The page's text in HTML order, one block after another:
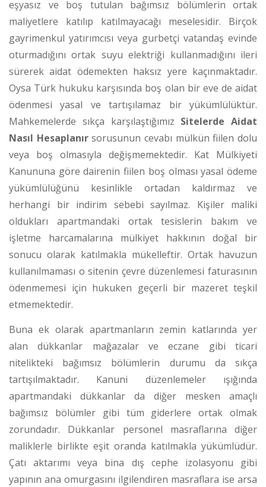
eşyasız ve boş tutulan bağımsız bölümlerin ortak
maliyetlere katılıp katılmayacağı meselesidir. Birçok
gayrimenkul yatırımcısı veya gurbetçi vatandaş evinde
oturmadığını ortak suyu elektriği kullanmadığını ileri
sürerek aidat ödemekten haksız yere kaçınmaktadır.
Oysa Türk hukuku karşısında boş olan bir eve de aidat
ödenmesi yasal ve tartışılamaz bir yükümlülüktür.
Mahkemelerde sıkça karşılaştığımız Sitelerde Aidat
Nasıl Hesaplanırsorusunun cevabı mülkün fiilen dolu
veya boş olmasıyla değişmemektedir. Kat Mülkiyeti
Kanununa göre dairenin fiilen boş olması yasal ödeme
yükümlülüğünü kesinlikle ortadan kaldırmaz ve
herhangi bir indirim sebebi sayılmaz. Kişiler maliki
oldukları apartmandaki ortak tesislerin bakım ve
işletme harcamalarına mülkiyet hakkının doğal bir
sonucu olarak katılmakla mükelleftir. Ortak havuzun
kullanılmaması o sitenin çevre düzenlemesi faturasının
ödenmemesi için hukuken geçerli bir mazeret teşkil
etmemektedir.
Buna ek olarak apartmanların zemin katlarında yer
alan dükkanlar mağazalar ve eczane gibi ticari
nitelikteki bağımsız bölümlerin durumu da sıkça
tartışılmaktadır. Kanuni düzenlemeler ışığında
apartmandaki dükkanlar da diğer mesken amaçlı
bağımsız bölümler gibi tüm giderlere ortak olmak
zorundadır. Dükkanlar personel masraflarına diğer
maliklerle birlikte eşit oranda katılmakla yükümlüdür.
Çatı aktarımı veya bina dış cephe izolasyonu gibi
yapının ana omurgasını ilgilendiren masraflara ise arsa